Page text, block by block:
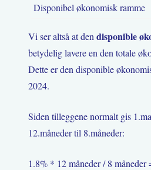
Disponibel økonomisk ramme
Vi ser altså at dendisponible
betydelig lavere en den totale
Dette er den disponible
2024.
Siden tilleggene normalt gis
12.måneder til 8.måneder:
1.8% * 12 måneder / 8 måneder